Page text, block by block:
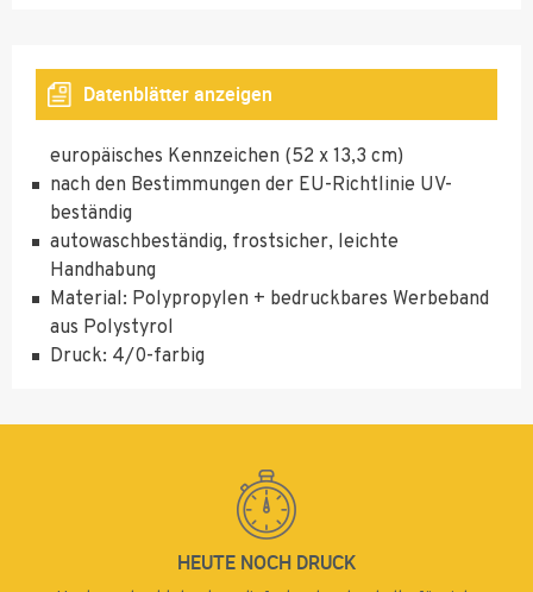
Datenblätter anzeigen
europäisches Kennzeichen (52 x 13,3 cm)
nach den Bestimmungen der EU-Richtlinie UV-
beständig
autowaschbeständig, frostsicher, leichte
Handhabung
Material: Polypropylen + bedruckbares Werbeband
aus Polystyrol
Druck: 4/0-farbig
HEUTE NOCH DRUCK